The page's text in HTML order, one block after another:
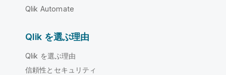
Qlik Automate
Qlik を選ぶ理由
Qlik を選ぶ理由
信頼性とセキュリティ